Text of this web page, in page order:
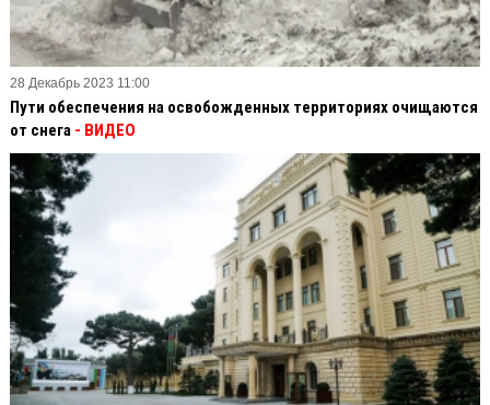
28 Декабрь 2023 11:00
Пути обеспечения на освобожденных территориях очищаются
от снега - ВИДЕО